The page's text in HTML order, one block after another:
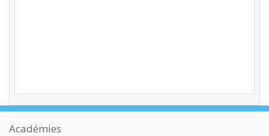
Académies